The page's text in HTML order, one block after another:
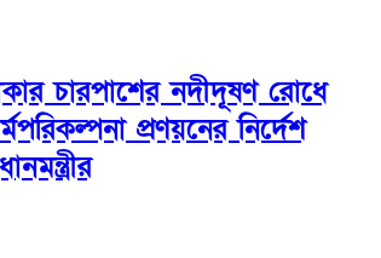
চারপাশের নদীদূষণ রোধে
প্রণয়নের নির্দেশ